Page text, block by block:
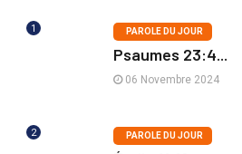
1 PAROLE DU JOUR
Psaumes 23:4...
06 Novembre 2024
2 PAROLE DU JOUR